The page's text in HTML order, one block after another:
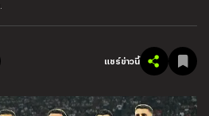
แชร์ข่าวนี้